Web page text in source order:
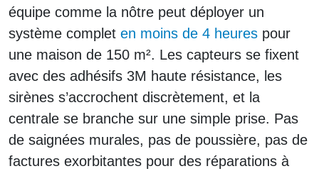
équipe comme la nôtre peut déployer un
système complet en moins de 4 heures pour
une maison de 150 m². Les capteurs se fixent
avec des adhésifs 3M haute résistance, les
sirènes s’accrochent discrètement, et la
centrale se branche sur une simple prise. Pas
de saignées murales, pas de poussière, pas de
factures exorbitantes pour des réparations à